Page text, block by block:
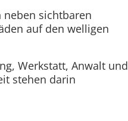
neben sichtbaren
auf den welligen
Werkstatt, Anwalt und
stehen darin